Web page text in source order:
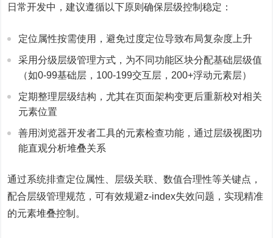
日常开发中，建议遵循以下原则确保层级控制稳定：
定位属性按需使用，避免过度定位导致布局复杂度上升
采用分级层级管理方式，为不同功能区块分配基础层级值
（如0-99基础层，100-199交互层，200+浮动元素层）
定期整理层级结构，尤其在页面架构变更后重新校对相关
元素位置
善用浏览器开发者工具的元素检查功能，通过层级视图功
能直观分析堆叠关系
通过系统排查定位属性、层级关联、数值合理性等关键点，
配合层级管理规范，可有效规避z-index失效问题，实现精准
的元素堆叠控制。